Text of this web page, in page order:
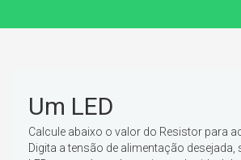
Um LED
Calcule abaixo o valor do Resistor para
Digita a tensão de alimentação desejada,